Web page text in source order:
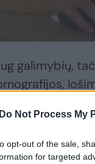
Do Not Process My
opt-out of the sale,
for targeted
galimybių,
ar
apsaugą ne